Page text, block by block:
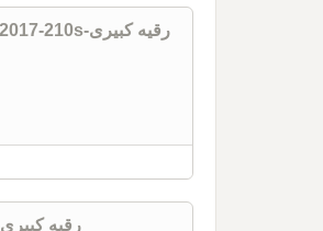
Özbekistan Sefernamesi-Ruqeyye Kebiri-Ebced-Tebriz-2017-210s-رقیه کبیری
Quşlar Daha Qoxmur-Ruqeyye Kebiri-Ebced -2018-185-رقیه کبیری